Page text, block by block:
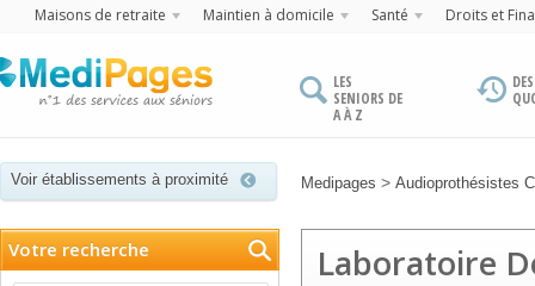
Maisons de retraite Maintien à domicile Santé Droits et
LES
SENIORS DE
A À Z
Voir établissements à proximité Medipages > Audioprothésistes
Votre recherche Laboratoire